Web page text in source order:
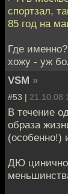
спортзал,
85 год на
Где
хожу - уж
VSM »
#53 | 21.10.08
В течение
образа
(особенно!)
ДЮ цинично